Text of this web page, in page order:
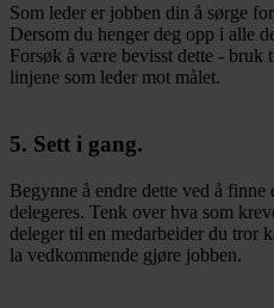
Som leder er jobben din å sørge
Dersom du henger deg opp i alle
Forsøk å være bevisst dette - bruk
linjene som leder mot målet.
5. Sett i gang.
Begynne å endre dette ved å finne
delegeres. Tenk over hva som
deleger til en medarbeider du tror
la vedkommende gjøre jobben.